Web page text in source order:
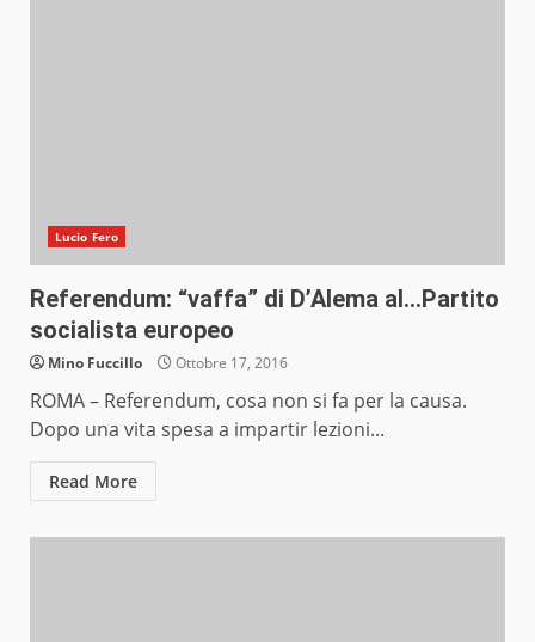
Lucio Fero
Referendum: “vaffa” di D’Alema al…Partito
socialista europeo
Mino Fuccillo Ottobre 17, 2016
ROMA – Referendum, cosa non si fa per la causa.
Dopo una vita spesa a impartir lezioni...
Read More